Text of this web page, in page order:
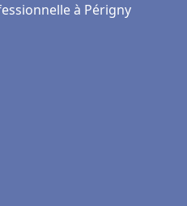
à Périgny